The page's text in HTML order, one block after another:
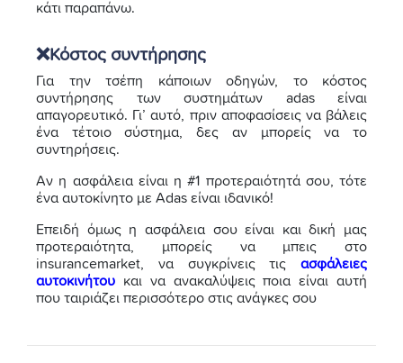
κάτι παραπάνω.
❌Κόστος συντήρησης
Για την τσέπη κάποιων οδηγών, το κόστος
συντήρησης των συστημάτων adas είναι
απαγορευτικό. Γι’ αυτό, πριν αποφασίσεις να βάλεις
ένα τέτοιο σύστημα, δες αν μπορείς να το
συντηρήσεις.
Αν η ασφάλεια είναι η #1 προτεραιότητά σου, τότε
ένα αυτοκίνητο με Adas είναι ιδανικό!
Επειδή όμως η ασφάλεια σου είναι και δική μας
προτεραιότητα, μπορείς να μπεις στο
insurancemarket, να συγκρίνεις τις ασφάλειες
αυτοκινήτου και να ανακαλύψεις ποια είναι αυτή
που ταιριάζει περισσότερο στις ανάγκες σου